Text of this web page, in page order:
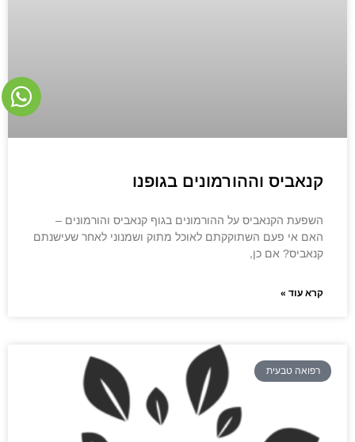
קנאביס וההורמונים בגופנו
השפעת הקנאביס על ההורמונים בגוף קנאביס והורמונים –
האם אי פעם השתוקקתם לאוכל מתוק ושמנוני לאחר שעישנתם
קנאביס? אם כן,
קרא עוד »
רפואה טבעית